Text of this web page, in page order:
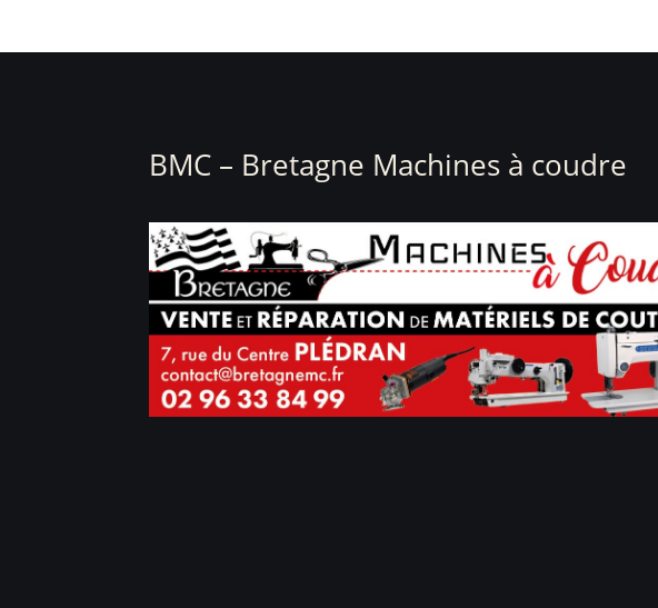
BMC – Bretagne Machines à coudre